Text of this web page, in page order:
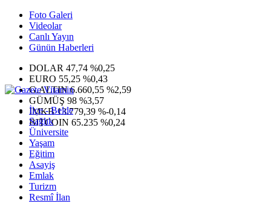
Foto Galeri
Videolar
Canlı Yayın
Günün Haberleri
DOLAR 47,74 %0,25
EURO 55,25 %0,43
G.ALTIN6.660,55 %2,59
GÜMÜŞ 98 %3,57
IMKB13.779,39 %-0,14
BITCOIN 65.235 %0,24
İlçe - Belde
Sağlık
Üniversite
Yaşam
Eğitim
Asayiş
Emlak
Turizm
Resmî İlan